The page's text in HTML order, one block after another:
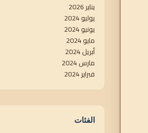
يناير 2026
يوليو 2024
يونيو 2024
مايو 2024
أبريل 2024
مارس 2024
فبراير 2024
الفئات